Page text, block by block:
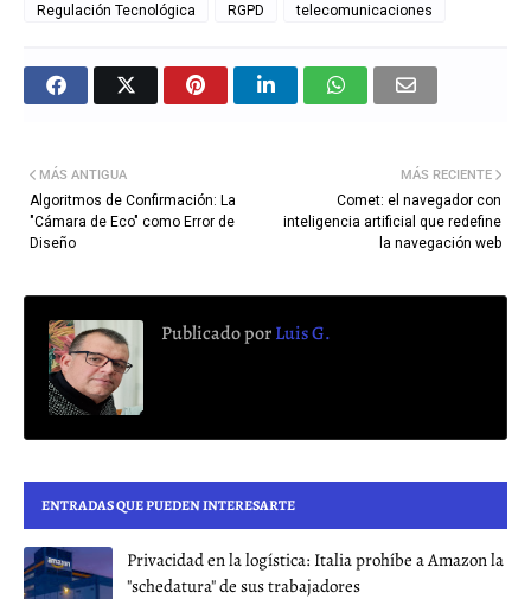
Regulación Tecnológica
RGPD telecomunicaciones
MÁS RECIENTE
Comet: el navegador con
inteligencia artificial que redefine
la navegación web
MÁS ANTIGUA
Algoritmos de Confirmación: La
"Cámara de Eco" como Error de
Diseño
Publicado porLuis G.
ENTRADAS QUE PUEDEN INTERESARTE
Privacidad en la logística: Italia prohíbe a Amazon la
"schedatura" de sus trabajadores